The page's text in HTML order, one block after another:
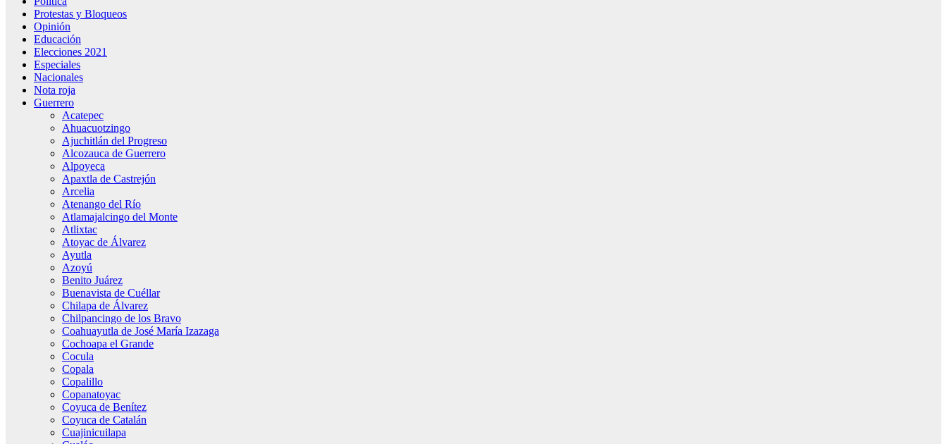
Protestas y Bloqueos
Opinión
Educación
Elecciones 2021
Especiales
Nacionales
Nota roja
Guerrero
Acatepec
Ahuacuotzingo
Ajuchitlán del Progreso
Alcozauca de Guerrero
Alpoyeca
Apaxtla de Castrejón
Arcelia
Atenango del Río
Atlamajalcingo del Monte
Atlixtac
Atoyac de Álvarez
Ayutla
Azoyú
Benito Juárez
Buenavista de Cuéllar
Chilapa de Álvarez
Chilpancingo de los Bravo
Coahuayutla de José María Izazaga
Cochoapa el Grande
Cocula
Copala
Copalillo
Copanatoyac
Coyuca de Benítez
Coyuca de Catalán
Cuajinicuilapa